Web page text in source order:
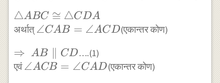
\triangle
ABC
\triangle
CDA
△ABC ≅ △CDA
अर्थात् \angle
ACD
∠CAB = ∠ACD(एकान्तर कोण)
\Rightarrow
AB \parallel
⇒ AB CD….(1)
एवं\angle
∠ACB = ∠CAD(एकान्तर कोण)